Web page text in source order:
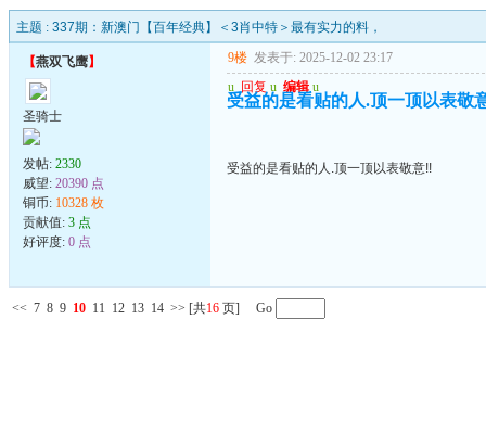
主题 : 337期：新澳门【百年经典】＜3肖中特＞最有实力的料，
【燕双飞鹰】
圣骑士
发帖: 2330
威望: 20390 点
铜币: 10328 枚
贡献值: 3 点
好评度: 0 点
9楼 发表于: 2025-12-02 23:17
u 回复 u 编辑 u
受益的是看贴的人.顶一顶以表敬
受益的是看贴的人.顶一顶以表敬意!!
<< 7 8 9 10 11 12 13 14 >> [共16 页] Go